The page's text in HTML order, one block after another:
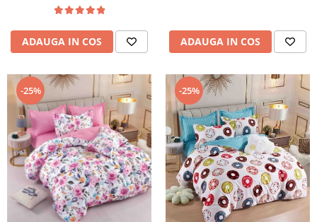
ADAUGA IN COS ADAUGA IN COS
-25% -25%